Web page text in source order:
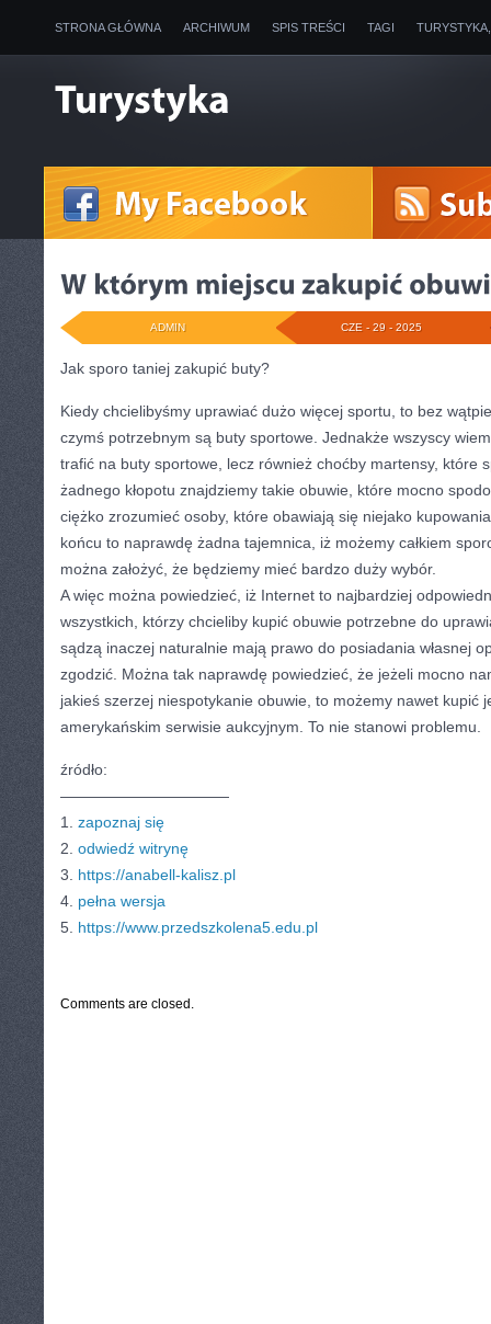
STRONA GŁÓWNA ARCHIWUM SPIS TREŚCI TAGI
CZE - 29 - 2025
ADMIN
Jak sporo taniej zakupić buty?
Kiedy chcielibyśmy uprawiać dużo więcej sportu, to bez
czymś potrzebnym są buty sportowe. Jednakże wszyscy
trafić na buty sportowe, lecz również choćby martensy, które
żadnego kłopotu znajdziemy takie obuwie, które mocno
ciężko zrozumieć osoby, które obawiają się niejako
końcu to naprawdę żadna tajemnica, iż możemy całkiem
można założyć, że będziemy mieć bardzo duży wybór.
A więc można powiedzieć, iż Internet to najbardziej
wszystkich, którzy chcieliby kupić obuwie potrzebne do
sądzą inaczej naturalnie mają prawo do posiadania własnej
zgodzić. Można tak naprawdę powiedzieć, że jeżeli mocno
jakieś szerzej niespotykanie obuwie, to możemy nawet kupić
amerykańskim serwisie aukcyjnym. To nie stanowi problemu.
źródło:
———————————
1. zapoznaj się
2. odwiedź witrynę
3. https://anabell-kalisz.pl
4. pełna wersja
5. https://www.przedszkolena5.edu.pl
Comments are closed.